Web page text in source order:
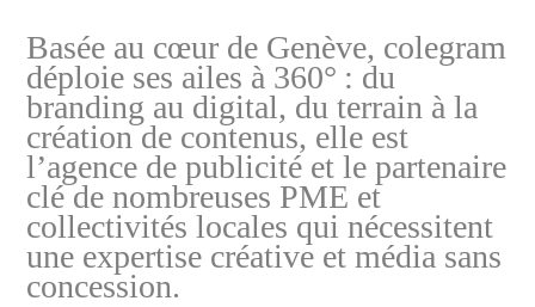
Basée au cœur de Genève, colegram
déploie ses ailes à 360° : du
branding au digital, du terrain à la
création de contenus, elle est
l’agence de publicité et le partenaire
clé de nombreuses PME et
collectivités locales qui nécessitent
une expertise créative et média sans
concession.